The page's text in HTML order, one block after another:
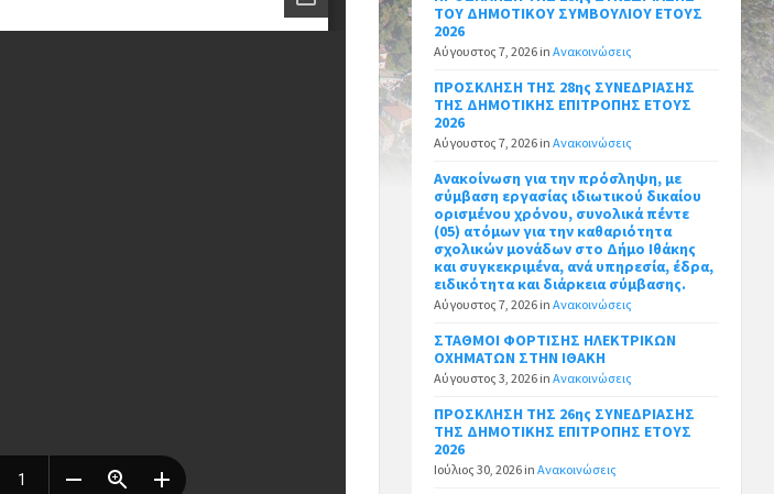
ΤΟΥ ΔΗΜΟΤΙΚΟΥ ΣΥΜΒΟΥΛΙΟΥ ΕΤΟΥΣ
2026
Αύγουστος 7, 2026 inΑνακοινώσεις
ΠΡΟΣΚΛΗΣΗ ΤΗΣ 28ης ΣΥΝΕΔΡΙΑΣΗΣ
ΤΗΣ ΔΗΜΟΤΙΚΗΣ ΕΠΙΤΡΟΠΗΣ ΕΤΟΥΣ
2026
Αύγουστος 7, 2026 inΑνακοινώσεις
Ανακοίνωση για την πρόσληψη, με
σύμβαση εργασίας ιδιωτικού δικαίου
ορισμένου χρόνου, συνολικά πέντε
(05) ατόμων για την καθαριότητα
σχολικών μονάδων στο Δήμο Ιθάκης
και συγκεκριμένα, ανά υπηρεσία, έδρα,
ειδικότητα και διάρκεια σύμβασης.
Αύγουστος 7, 2026 inΑνακοινώσεις
ΣΤΑΘΜΟΙ ΦΟΡΤΙΣΗΣ ΗΛΕΚΤΡΙΚΩΝ
ΟΧΗΜΑΤΩΝ ΣΤΗΝ ΙΘΑΚΗ
Αύγουστος 3, 2026 inΑνακοινώσεις
ΠΡΟΣΚΛΗΣΗ ΤΗΣ 26ης ΣΥΝΕΔΡΙΑΣΗΣ
ΤΗΣ ΔΗΜΟΤΙΚΗΣ ΕΠΙΤΡΟΠΗΣ ΕΤΟΥΣ
2026
Ιούλιος 30, 2026 inΑνακοινώσεις